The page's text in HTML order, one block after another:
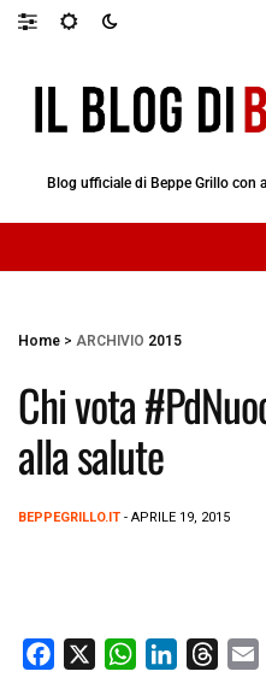
Blog ufficiale di Beppe Grillo
Home > ARCHIVIO 2015
Chi vota
alla salute
BEPPEGRILLO.IT - APRILE 19, 2015
W